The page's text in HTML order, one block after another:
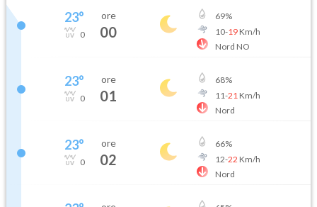
23°
0
ore
00
69%
10-19Km/h
Nord NO
23°
0
ore
01
68%
11-21 Km/h
Nord
23°
0
ore
02
66%
12-22 Km/h
Nord